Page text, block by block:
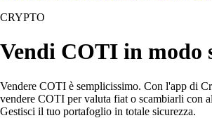
CRYPTO
Vendi COTI in modo
Vendere COTI è semplicissimo. Con l'app di
vendere COTI per valuta fiat o scambiarli con
Gestisci il tuo portafoglio in totale sicurezza.